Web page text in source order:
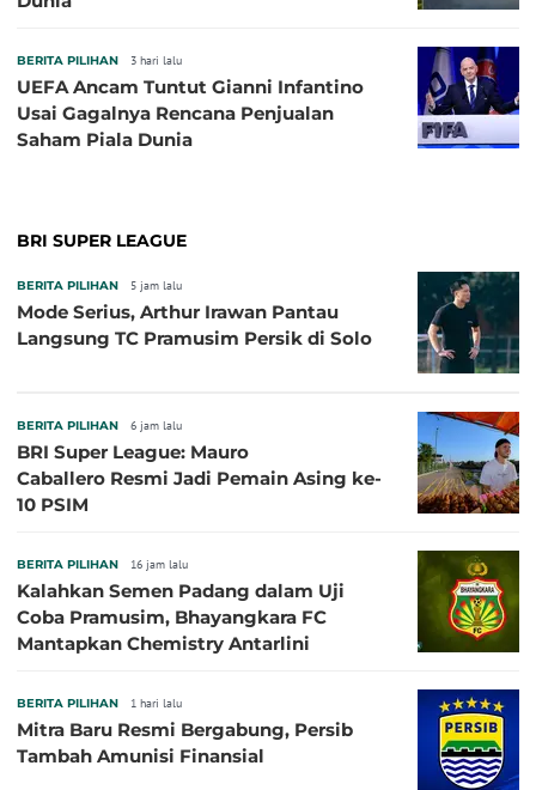
BERITA PILIHAN 3 hari lalu
UEFA Ancam Tuntut Gianni Infantino
Usai Gagalnya Rencana Penjualan
Saham Piala Dunia
BRI SUPER LEAGUE
BERITA PILIHAN 5 jam lalu
Mode Serius, Arthur Irawan Pantau
Langsung TC Pramusim Persik di Solo
BERITA PILIHAN 6 jam lalu
BRI Super League: Mauro
Caballero Resmi Jadi Pemain Asing ke-
10 PSIM
BERITA PILIHAN 16 jam lalu
Kalahkan Semen Padang dalam Uji
Coba Pramusim, Bhayangkara FC
Mantapkan Chemistry Antarlini
BERITA PILIHAN 1 hari lalu
Mitra Baru Resmi Bergabung, Persib
Tambah Amunisi Finansial